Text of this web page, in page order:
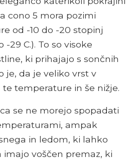
cono 5 mora pozimi
od -10 do -20 stopinj
29 C.). To so visoke
ki prihajajo s sončnih
je, da je veliko vrst v
temperature in še nižje.
se ne morejo spopadati
ampak
in ledom, ki lahko
imajo voščen premaz, ki